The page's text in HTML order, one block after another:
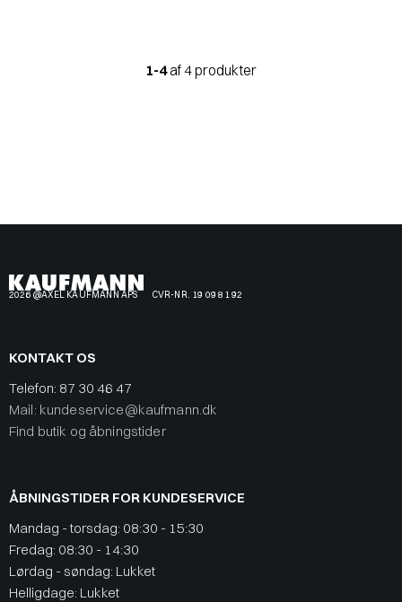
1-4af 4 produkter
2026 @AXEL KAUFMANN APS CVR-NR. 19 09 81 92
KONTAKT OS
Telefon: 87 30 46 47
Mail: kundeservice@kaufmann.dk
Find butik og åbningstider
ÅBNINGSTIDER FOR KUNDESERVICE
Mandag - torsdag: 08:30 - 15:30
Fredag: 08:30 - 14:30
Lørdag - søndag: Lukket
Helligdage: Lukket